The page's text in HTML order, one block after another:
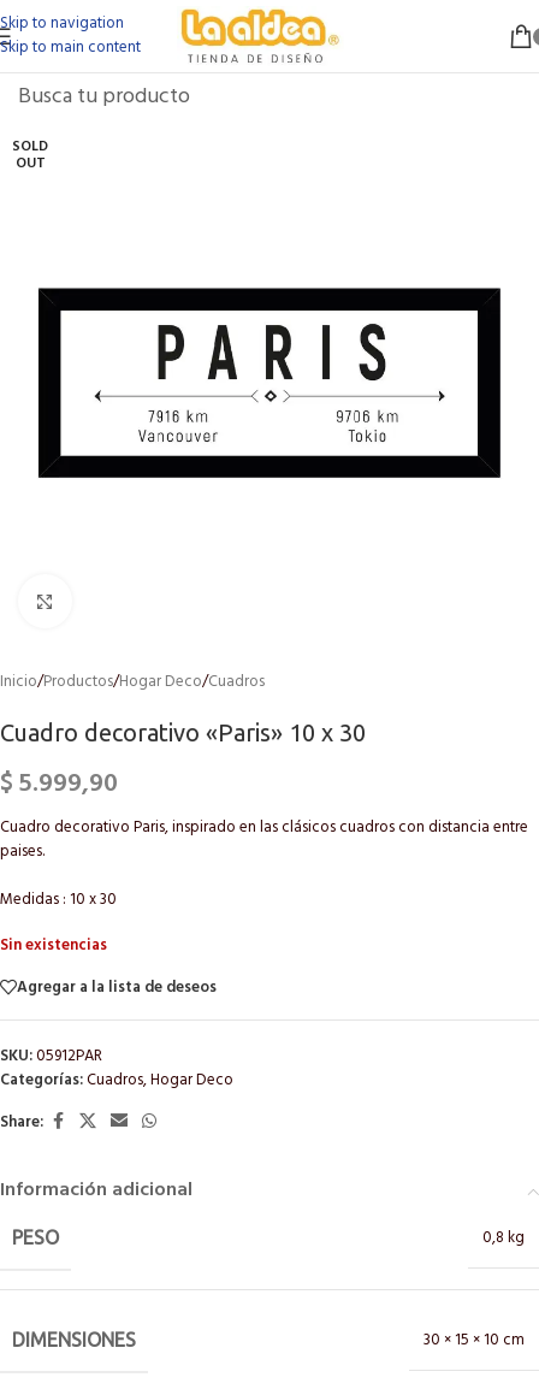
Skip to navigation
Skip to main content
SOLD
OUT
Inicio/Productos/Hogar Deco/Cuadros
Cuadro decorativo «Paris» 10 x 30
$5.999,90
Cuadro decorativo Paris, inspirado en las clásicos cuadros con distancia entre
paises.
Medidas : 10 x 30
Sin existencias
Agregar a la lista de deseos
SKU:05912PAR
Categorías:Cuadros,Hogar Deco
Share:
Información adicional
PESO 0,8 kg
DIMENSIONES 30 × 15 × 10 cm